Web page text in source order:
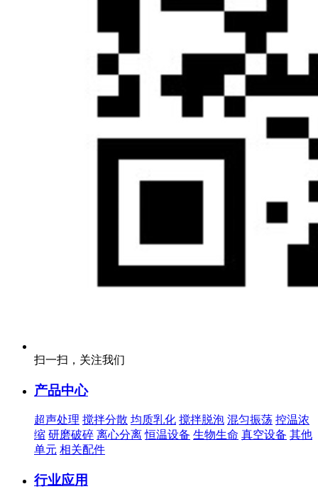
扫一扫，关注我们
产品中心
超声处理 搅拌分散 均质乳化 搅拌脱泡 混匀振荡 控温浓
缩 研磨破碎 离心分离 恒温设备 生物生命 真空设备 其他
单元 相关配件
行业应用